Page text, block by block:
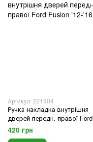
Артикул: 221904
Ручка накладка внутрішня
дверей передн. правої Ford
Fusion '12-'16
420 грн